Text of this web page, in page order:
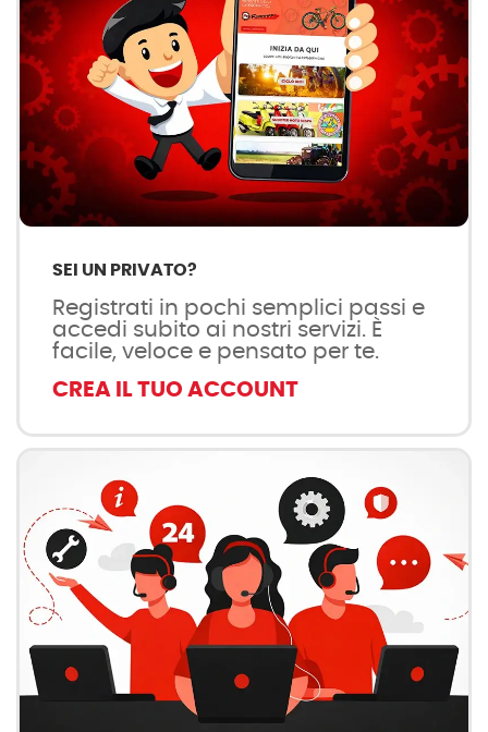
SEI UN PRIVATO?
Registrati in pochi semplici passi e
accedi subito ai nostri servizi. È
facile, veloce e pensato per te.
CREA IL TUO ACCOUNT